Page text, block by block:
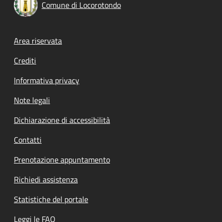
Comune di Locorotondo
Footer menu
Area riservata
Crediti
Informativa privacy
Note legali
Dichiarazione di accessibilità
Contatti
Prenotazione appuntamento
Richiedi assistenza
Statistiche del portale
Leggi le FAQ